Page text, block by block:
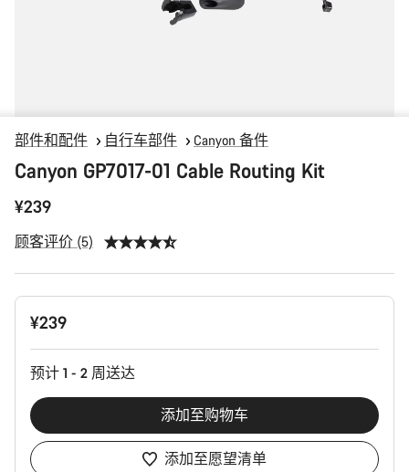
部件和配件 自行车部件 Canyon 备件
Canyon GP7017-01 Cable Routing Kit
¥239
顾客评价 (5)
产
¥239
预计 1 - 2 周送达
添加至购物车
添加至愿望清单